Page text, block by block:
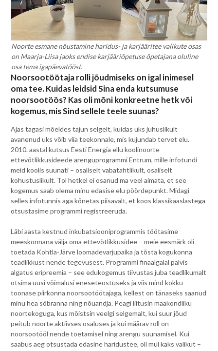
Noorte esmane nõustamine haridus- ja karjääritee valikute osas
on Maarja-Liisa jaoks endise karjääriõpetuse õpetajana oluline
osa tema igapäevatööst.
Noorsootöötaja rolli jõudmiseks on igal inimesel
oma tee. Kuidas leidsid Sina enda kutsumuse
noorsootöös? Kas oli mõni konkreetne hetk või
kogemus, mis Sind sellele teele suunas?
Ajas tagasi mõeldes tajun selgelt, kuidas üks juhuslikult
avanenud uks võib viia teekonnale, mis kujundab tervet elu.
2010. aastal kutsus Eesti Energia ellu koolinoorte
ettevõtlikkusideede arenguprogrammi Entrum, mille infotundi
meid koolis suunati – osaliselt vabatahtlikult, osaliselt
kohustuslikult. Tol hetkel ei osanud ma veel aimata, et see
kogemus saab olema minu edasise elu pöördepunkt. Midagi
selles infotunnis aga kõnetas piisavalt, et koos klassikaaslastega
otsustasime programmi registreeruda.
Läbi aasta kestnud inkubatsiooniprogrammis töötasime
meeskonnana välja oma ettevõtlikkusidee – meie eesmärk oli
toetada Kohtla-Järve loomadevarjupaika ja tõsta kogukonna
teadlikkust nende tegevusest. Programmi finaalgalal pälvis
algatus eripreemia – see edukogemus tiivustas juba teadlikumalt
otsima uusi võimalusi eneseteostuseks ja viis mind kokku
toonase piirkonna noorsootöötajaga, kellest on tänaseks saanud
minu hea sõbranna ning nõuandja. Peagi liitusin maakondliku
noortekoguga, kus mõistsin veelgi selgemalt, kui suur jõud
peitub noorte aktiivses osaluses ja kui määrav roll on
noorsootööl nende toetamisel ning arengu suunamisel. Kui
saabus aeg otsustada edasine haridustee, oli mul kaks valikut –